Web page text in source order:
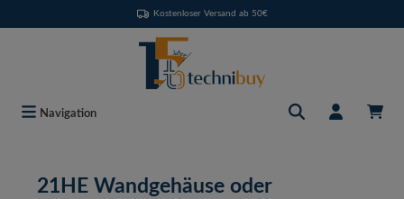
Kostenloser Versand ab 50€
Navigation
21HE Wandgehäuse oder